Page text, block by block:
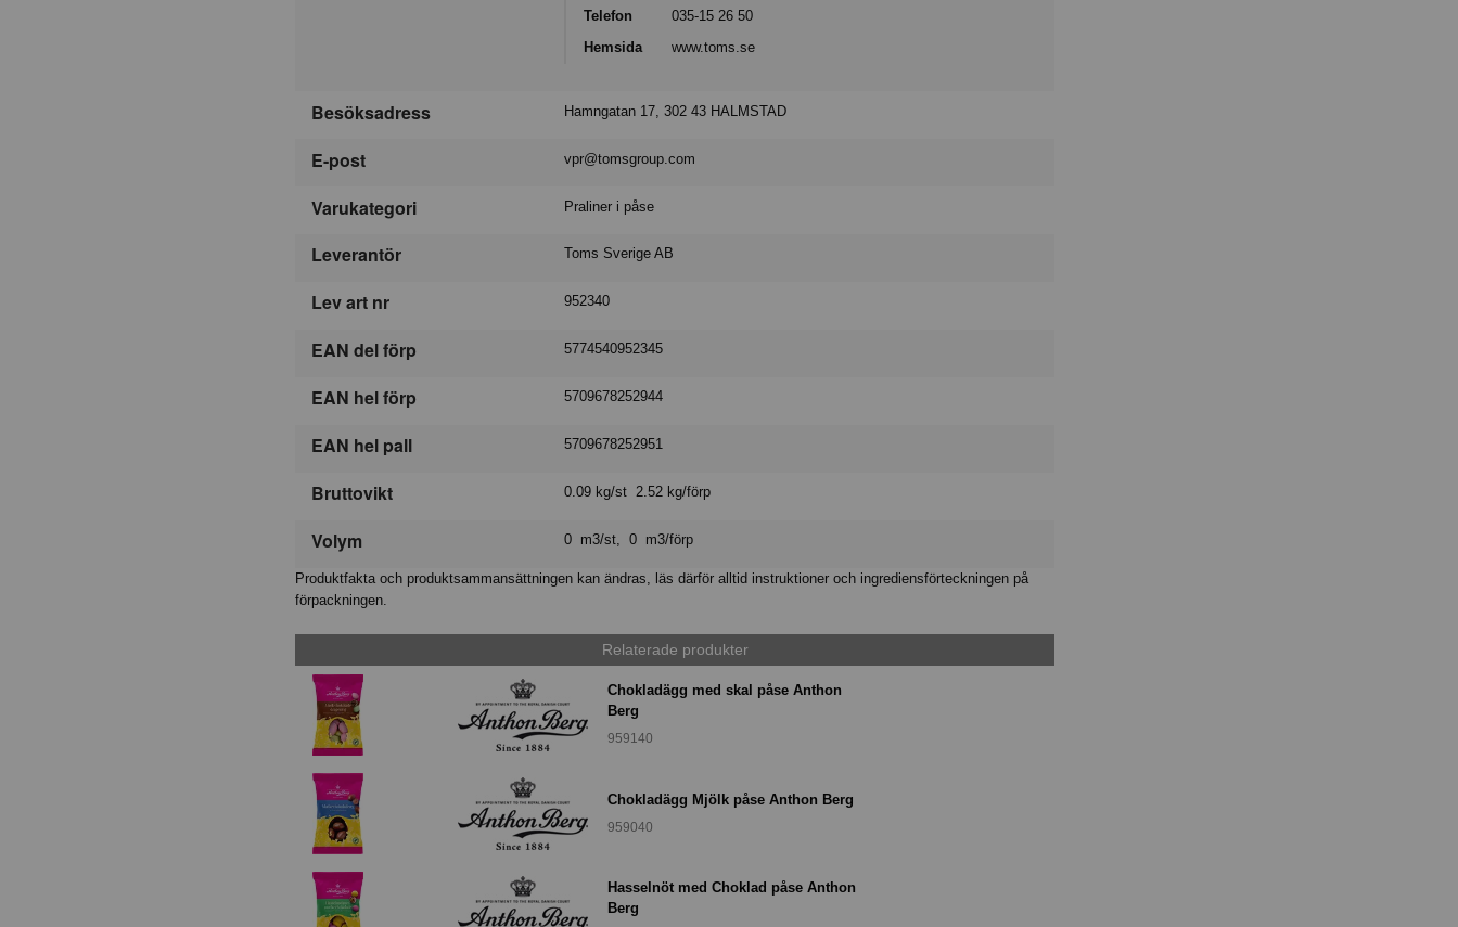
Telefon
035-15 26 50
Hemsida
www.toms.se
Besöksadress Hamngatan 17, 302 43 HALMSTAD
E-post vpr@tomsgroup.com
Varukategori Praliner i påse
Leverantör Toms Sverige AB
Lev art nr 952340
EAN del förp 5774540952345
EAN hel förp 5709678252944
EAN hel pall 5709678252951
Bruttovikt 0.09 kg/st 2.52 kg/förp
Volym 0 m3/st, 0 m3/förp
Produktfakta och produktsammansättningen kan ändras, läs därför alltid instruktioner och ingrediensförteckningen på
förpackningen.
Relaterade produkter
Chokladägg med skal påse Anthon
Berg
959140
Chokladägg Mjölk påse Anthon Berg
959040
Hasselnöt med Choklad påse Anthon
Berg